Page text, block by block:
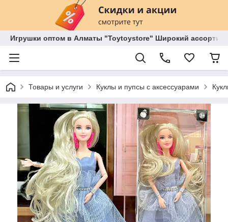
Игрушки оптом в Алматы "Toytoystore" Широкий
Товары и услуги Куклы и пупсы с аксессуарами